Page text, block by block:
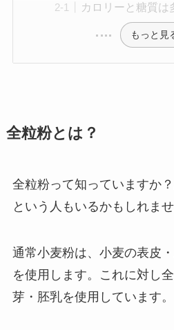
カロリーと糖質は
もっと見
全粒粉とは？
全粒粉って知っていますか
という人もいるかもしれませ
通常小麦粉は、小麦の表皮
を使用します。これに対し
芽・胚乳を使用しています。